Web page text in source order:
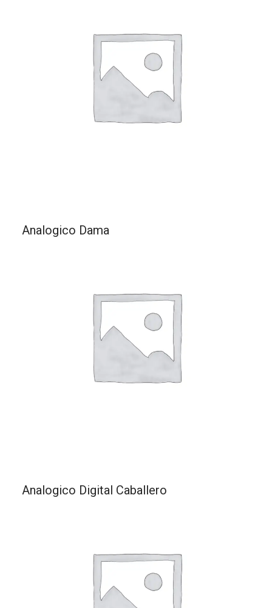
Analogico Dama
Analogico Digital Caballero